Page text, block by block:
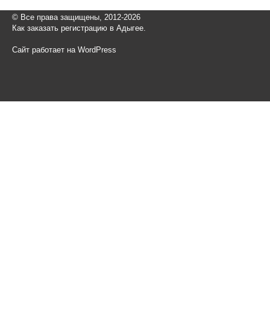
© Все права защищены, 2012-2026
Как заказать регистрацию в Адыгее.
Сайт работает на WordPress